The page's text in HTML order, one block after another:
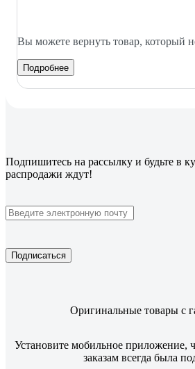
Вы можете вернуть товар, который
Подробнее
Подпишитесь на рассылку и будьте в
распродажи ждут!
Подписаться
Оригинальные товары с
Установите мобильное приложение,
заказам всегда была